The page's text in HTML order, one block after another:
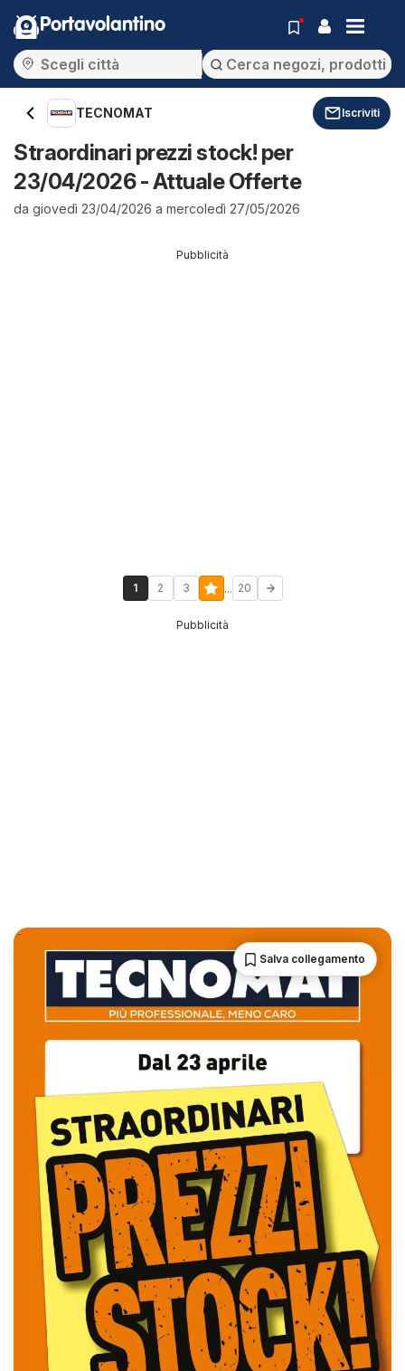
Portavolantino
TECNOMAT Iscriviti
Straordinari prezzi stock! per
23/04/2026 - Attuale Offerte
da giovedì 23/04/2026 a mercoledì 27/05/2026
Pubblicità
1 2 3 ... 20
Pubblicità
Salva collegamento